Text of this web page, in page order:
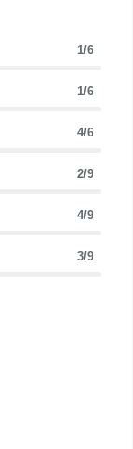
1/6
1/6
4/6
2/9
4/9
3/9